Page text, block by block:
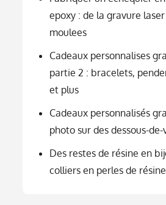
epoxy : de la gravure
moulees
Cadeaux personnalises
partie 2 : bracelets,
et plus
Cadeaux personnalisés
photo sur des dessous-
Des restes de résine en
colliers en perles de